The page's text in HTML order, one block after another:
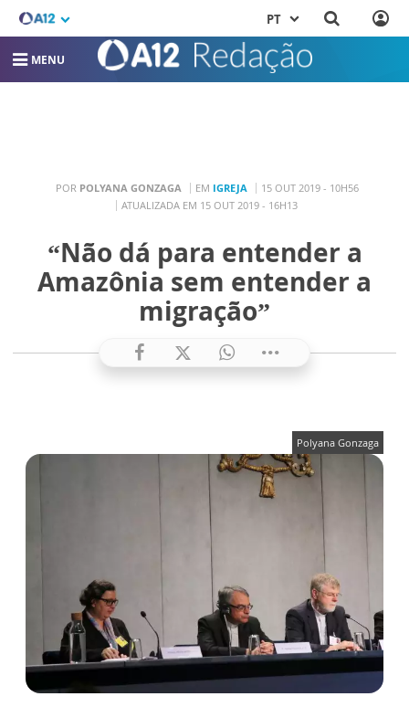
PT
MENU
POR POLYANA GONZAGA EM IGREJA
15 OUT 2019 - 10H56
ATUALIZADA EM 15 OUT 2019 - 16H13
“Não dá para entender a
Amazônia sem entender a
migração”
Polyana Gonzaga